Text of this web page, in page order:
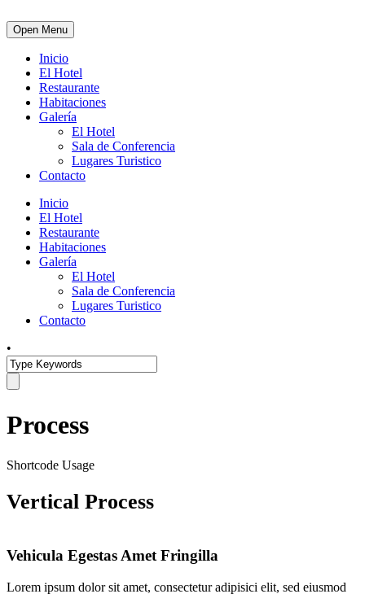
Open Menu
Inicio
El Hotel
Restaurante
Habitaciones
Galería
El Hotel
Sala de Conferencia
Lugares Turistico
Contacto
Inicio
El Hotel
Restaurante
Habitaciones
Galería
El Hotel
Sala de Conferencia
Lugares Turistico
Contacto
•
Process
Shortcode Usage
Vertical Process
Vehicula Egestas Amet Fringilla
Lorem ipsum dolor sit amet, consectetur adipisici elit, sed eiusmod